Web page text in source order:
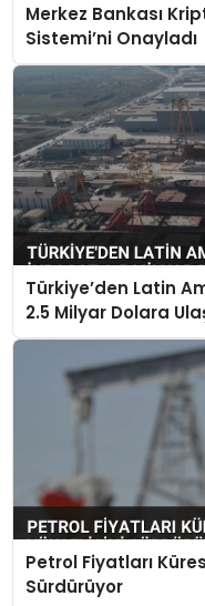
Merkez Bankası
Sistemi’ni Onayladı
Türkiye’den Latin
2.5 Milyar Dolara
Petrol Fiyatları
Sürdürüyor